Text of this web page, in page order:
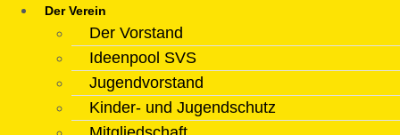
Der Verein
Der Vorstand
Ideenpool SVS
Jugendvorstand
Kinder- und Jugendschutz